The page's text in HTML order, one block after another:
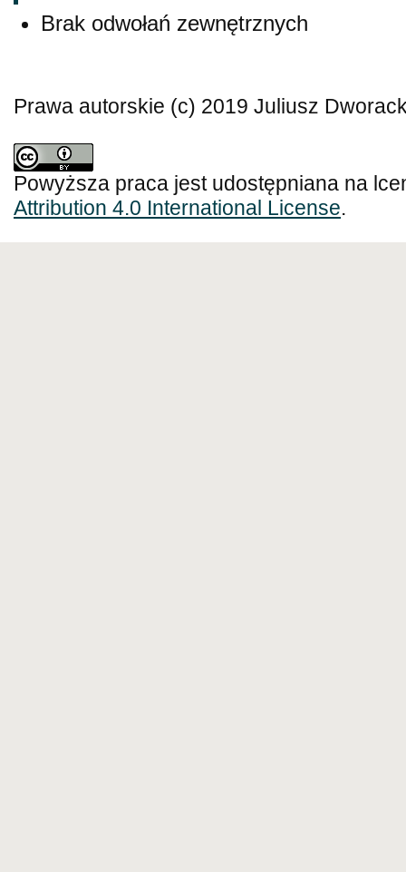
Brak odwołań zewnętrznych
Prawa autorskie (c) 2019 Juliusz
Powyższa praca jest udostępniana na
Attribution 4.0 International License.